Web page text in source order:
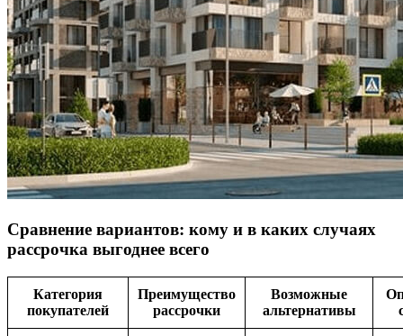
Сравнение вариантов: кому и в каких случаях
рассрочка выгоднее всего
Категория
покупателей
Преимущество
рассрочки
Возможные
альтернативы